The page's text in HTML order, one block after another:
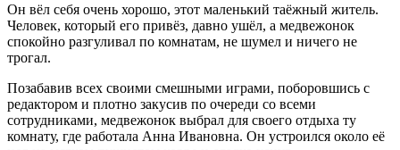
Он вёл себя очень хорошо, этот маленький таёжный житель.
Человек, который его привёз, давно ушёл, а медвежонок
спокойно разгуливал по комнатам, не шумел и ничего не
трогал.
Позабавив всех своими смешными играми, поборовшись с
редактором и плотно закусив по очереди со всеми
сотрудниками, медвежонок выбрал для своего отдыха ту
комнату, где работала Анна Ивановна. Он устроился около её